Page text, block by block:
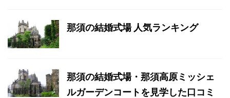
那須の結婚式場 人気ランキング
那須の結婚式場・那須高原ミッシェ
ルガーデンコートを見学した口コミ